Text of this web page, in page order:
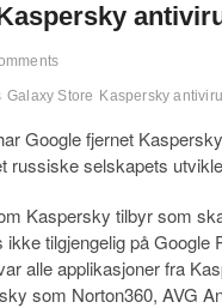
Galaxy Store Kaspersky
Google fjernet
russiske selskapets
Kaspersky tilbyr som
tilgjengelig på
alle applikasjoner fra
som Norton360, AVG